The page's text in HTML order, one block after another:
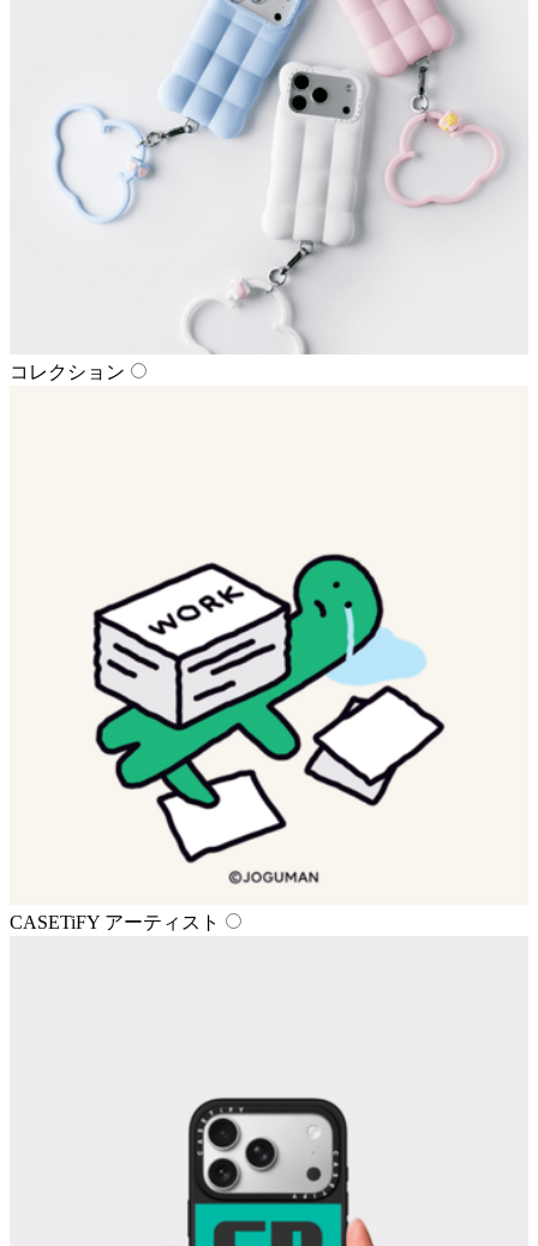
コレクション
CASETiFY アーティスト